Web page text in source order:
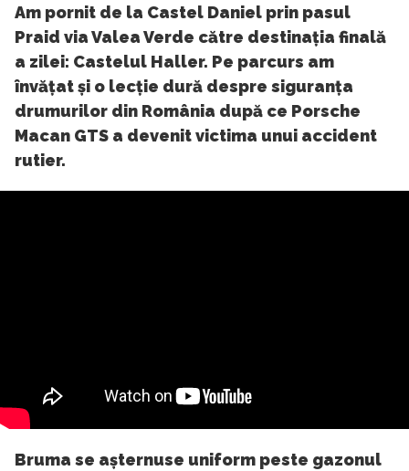
Am pornit de la Castel Daniel prin pasul
Praid via Valea Verde către destinația finală
a zilei: Castelul Haller. Pe parcurs am
învățat și o lecție dură despre siguranța
drumurilor din România după ce Porsche
Macan GTS a devenit victima unui accident
rutier.
Bruma se așternuse uniform peste gazonul